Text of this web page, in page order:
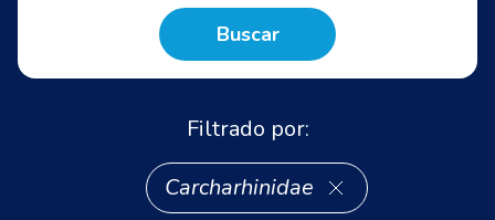
Buscar
Filtrado por:
Carcharhinidae